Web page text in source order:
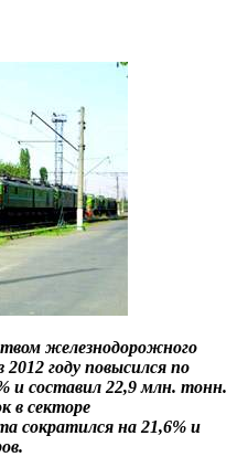
железнодорожного
году повысился по
и составил 22,9 млн. тонн.
в секторе
сократился на 21,6% и